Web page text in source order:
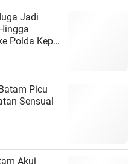
Jadi
Polda Kepri
Picu
Sensual
Akui